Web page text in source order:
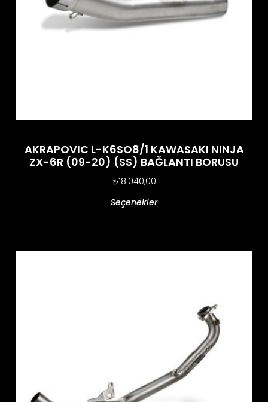
AKRAPOVIC L-K6SO8/1 KAWASAKI NINJA
ZX-6R (09-20) (SS) BAĞLANTI BORUSU
₺18.040,00
Seçenekler